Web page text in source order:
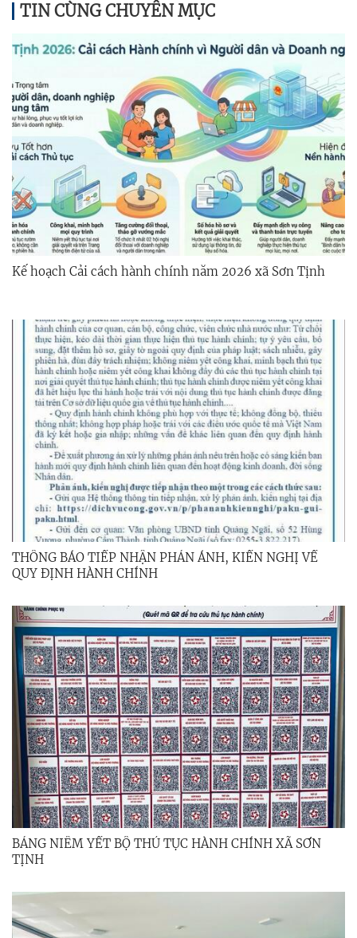
TIN CÙNG CHUYÊN MỤC
Kế hoạch Cải cách hành chính năm 2026 xã Sơn Tịnh
THÔNG BÁO TIẾP NHẬN PHẢN ÁNH, KIẾN NGHỊ VỀ
QUY ĐỊNH HÀNH CHÍNH
BẢNG NIÊM YẾT BỘ THỦ TỤC HÀNH CHÍNH XÃ SƠN
TỊNH